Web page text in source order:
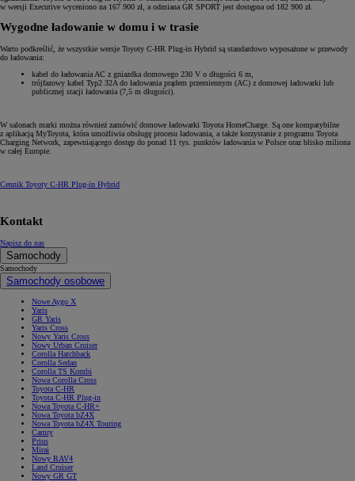
w wersji Executive wyceniono na 167 900 zł, a odmiana GR SPORT jest dostępna od 182 900 zł.
Wygodne ładowanie w domu i w trasie
Warto podkreślić, że wszystkie wersje Toyoty C-HR Plug-in Hybrid są standardowo wyposażone w przewody
do ładowania:
kabel do ładowania AC z gniazdka domowego 230 V o długości 6 m,
trójfazowy kabel Typ2 32A do ładowania prądem przemiennym (AC) z domowej ładowarki lub
publicznej stacji ładowania (7,5 m długości).
W salonach marki można również zamówić domowe ładowarki Toyota HomeCharge. Są one kompatybilne
z aplikacją MyToyota, która umożliwia obsługę procesu ładowania, a także korzystanie z programu Toyota
Charging Network, zapewniającego dostęp do ponad 11 tys. punktów ładowania w Polsce oraz blisko miliona
w całej Europie.
Cennik Toyoty C-HR Plug-in Hybrid
Kontakt
Napisz do nas
Samochody
Samochody
Samochody osobowe
Nowe Aygo X
Yaris
GR Yaris
Yaris Cross
Nowy Yaris Cross
Nowy Urban Cruiser
Corolla Hatchback
Corolla Sedan
Corolla TS Kombi
Nowa Corolla Cross
Toyota C-HR
Toyota C-HR Plug-in
Nowa Toyota C-HR+
Nowa Toyota bZ4X
Nowa Toyota bZ4X Touring
Camry
Prius
Mirai
Nowy RAV4
Land Cruiser
Nowy GR GT